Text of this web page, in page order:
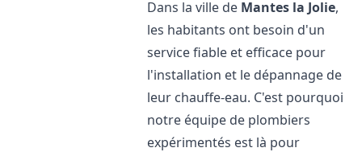
Dans la ville de Mantes la Jolie,
les habitants ont besoin d'un
service fiable et efficace pour
l'installation et le dépannage de
leur chauffe-eau. C'est pourquoi
notre équipe de plombiers
expérimentés est là pour